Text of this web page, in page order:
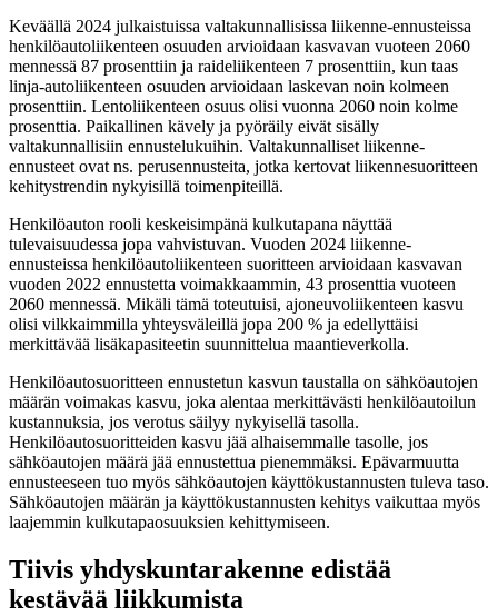
Keväällä 2024 julkaistuissa valtakunnallisissa liikenne-ennusteissa
henkilöautoliikenteen osuuden arvioidaan kasvavan vuoteen 2060
mennessä 87 prosenttiin ja raideliikenteen 7 prosenttiin, kun taas
linja-autoliikenteen osuuden arvioidaan laskevan noin kolmeen
prosenttiin. Lentoliikenteen osuus olisi vuonna 2060 noin kolme
prosenttia. Paikallinen kävely ja pyöräily eivät sisälly
valtakunnallisiin ennustelukuihin. Valtakunnalliset liikenne-
ennusteet ovat ns. perusennusteita, jotka kertovat liikennesuoritteen
kehitystrendin nykyisillä toimenpiteillä.
Henkilöauton rooli keskeisimpänä kulkutapana näyttää
tulevaisuudessa jopa vahvistuvan. Vuoden 2024 liikenne-
ennusteissa henkilöautoliikenteen suoritteen arvioidaan kasvavan
vuoden 2022 ennustetta voimakkaammin, 43 prosenttia vuoteen
2060 mennessä. Mikäli tämä toteutuisi, ajoneuvoliikenteen kasvu
olisi vilkkaimmilla yhteysväleillä jopa 200 % ja edellyttäisi
merkittävää lisäkapasiteetin suunnittelua maantieverkolla.
Henkilöautosuoritteen ennustetun kasvun taustalla on sähköautojen
määrän voimakas kasvu, joka alentaa merkittävästi henkilöautoilun
kustannuksia, jos verotus säilyy nykyisellä tasolla.
Henkilöautosuoritteiden kasvu jää alhaisemmalle tasolle, jos
sähköautojen määrä jää ennustettua pienemmäksi. Epävarmuutta
ennusteeseen tuo myös sähköautojen käyttökustannusten tuleva taso.
Sähköautojen määrän ja käyttökustannusten kehitys vaikuttaa myös
laajemmin kulkutapaosuuksien kehittymiseen.
Tiivis yhdyskuntarakenne edistää
kestävää liikkumista